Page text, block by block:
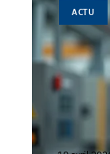
ACTU